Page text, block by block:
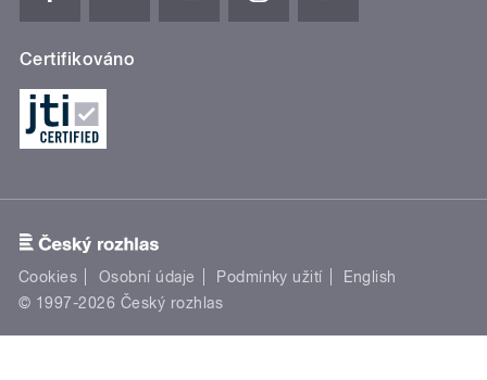
Certifikováno
Cookies Osobní údaje Podmínky užití
English
© 1997-2026 Český rozhlas